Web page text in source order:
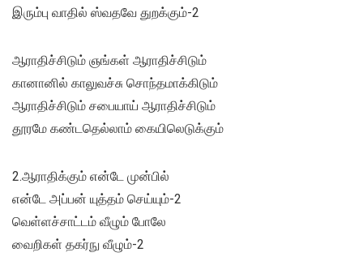
இரும்பு வாதில் ஸ்வதவே துறக்கும்-2
ஆராதிச்சிடும் ஞங்கள் ஆராதிச்சிடும்
கானானில் காலுவச்சு சொந்தமாக்கிடும்
ஆராதிச்சிடும் சபையாய் ஆராதிச்சிடும்
தூரமே கண்டதெல்லாம் கையிலெடுக்கும்
2.ஆராதிக்கும் என்டே முன்பில்
என்டே அப்பன் யுத்தம் செய்யும்-2
வெள்ளச்சாட்டம் வீழும் போலே
வைறிகள் தகர்நு வீழும்-2